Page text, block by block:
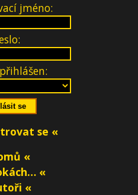
jméno:
se «
«
«
«